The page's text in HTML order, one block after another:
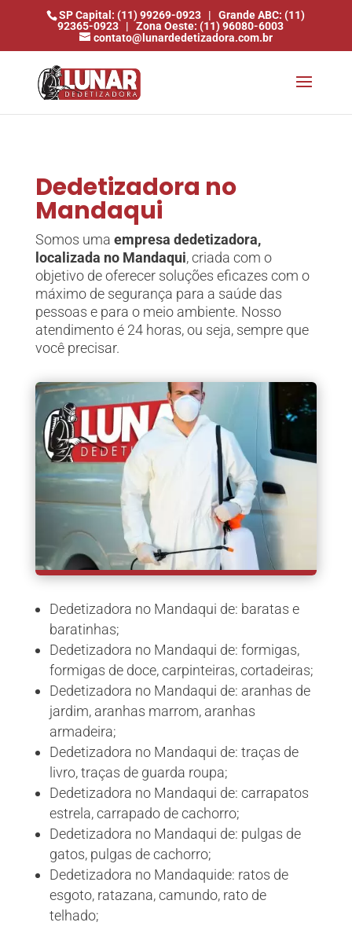
SP Capital: (11) 99269-0923 |Grande ABC: (11)
92365-0923|Zona Oeste: (11) 96080-6003
contato@lunardedetizadora.com.br
Dedetizadora no
Mandaqui
Somos uma empresa dedetizadora,
localizada no Mandaqui, criada com o
objetivo de oferecer soluções eficazes com o
máximo de segurança para a saúde das
pessoas e para o meio ambiente. Nosso
atendimento é 24 horas, ou seja, sempre que
você precisar.
Dedetizadora no Mandaqui de: baratas e
baratinhas;
Dedetizadora no Mandaqui de: formigas,
formigas de doce, carpinteiras, cortadeiras;
Dedetizadora no Mandaqui de: aranhas de
jardim, aranhas marrom, aranhas
armadeira;
Dedetizadora no Mandaqui de: traças de
livro, traças de guarda roupa;
Dedetizadora no Mandaqui de: carrapatos
estrela, carrapado de cachorro;
Dedetizadora no Mandaqui de: pulgas de
gatos, pulgas de cachorro;
Dedetizadora no Mandaquide: ratos de
esgoto, ratazana, camundo, rato de
telhado;